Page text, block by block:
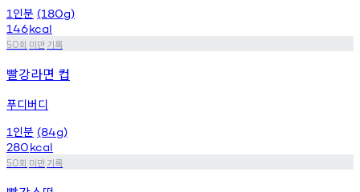
1 인분 (180g)
146kcal
50회 미만기록
빨강라면 컵
푸디버디
1 인분 (84g)
280kcal
50회 미만기록